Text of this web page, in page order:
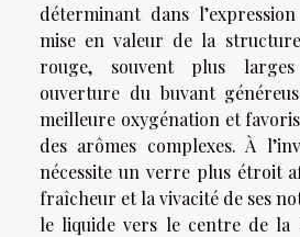
déterminant dans
mise en valeur de la
rouge, souvent plus
ouverture du buvant
meilleure oxygénation et
des arômes complexes. À
nécessite un verre plus étroit
fraîcheur et la vivacité de ses
le liquide vers le centre de la